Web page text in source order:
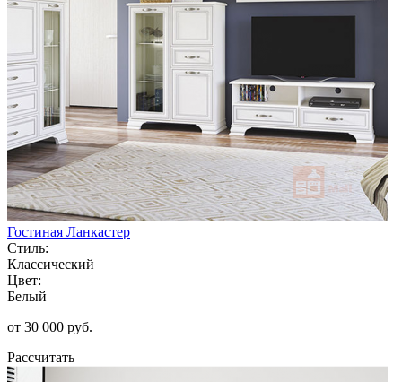
Гостиная Ланкастер
Стиль:
Классический
Цвет:
Белый
от 30 000 руб.
Рассчитать